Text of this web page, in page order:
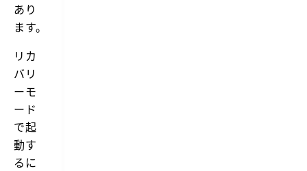
あり
ます。
リカ
バリ
ーモ
ード
で起
動す
るに